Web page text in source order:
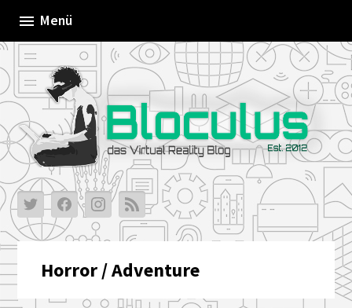
content
Menü
Horror / Adventure